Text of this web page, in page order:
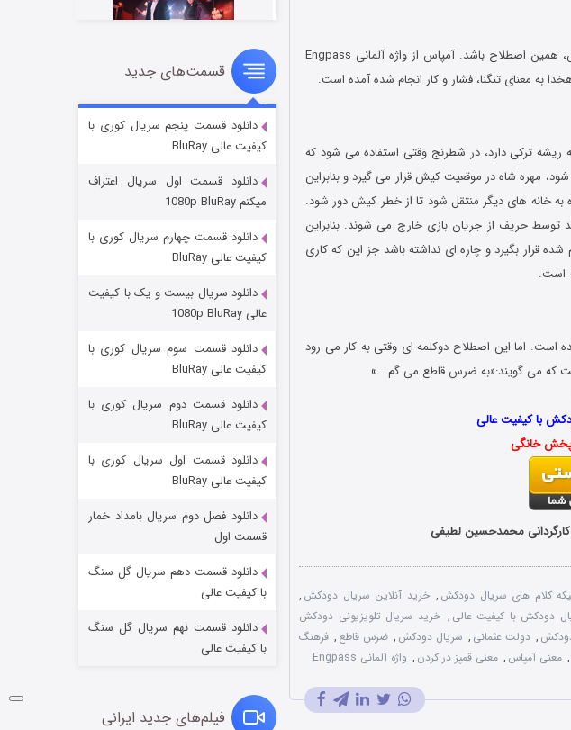
شاید مورد استفاده ترین اصطلاح میان تکه کلام های سریال دودکش، همین اصطلاح باشد. آمپاس از واژه آلمانی Engpass
به معنای تنگنا، فشار و کار انجام شده آمده است.
ریشه ترکی دارد، در شطرنج وقتی استفاده می شود که
مهره شاه در موقعیت کیش قرار می گیرد و بنابراین
به خانه های دیگر منتقل شود تا از خطر کیش دور شود.
توسط حریف از جریان بازی خارج می شوند. بنابراین
قرار بگیرد و چاره ای نداشته باشد جز این که کاری
است.
است. اما این اصطلاح دوکلمه ای وقتی به کار می رود
که می گویند:«به ضرس قاطع می گم …»
با کیفیت عالی
محمدحسین لطیفی
کلام های سریال دودکش , خرید آنلاین سریال دودکش ,
دودکش با کیفیت عالی , خرید سریال تلویزیونی دودکش
, دولت عثمانی , سریال دودکش , ضرس قاطع , فرهنگ
, معنی آمپاس , معنی قمپز در کردن , واژه آلمانی Engpass
سریال زشت
قسمت2 (زیرنویس) منتشر شد
مردگان متحرک: شهر مرده ۳
شکست استوارت در نجات جهان
قسمت 7 (زیرنویس) منتشر شد
قسمت‌های جدید
دانلود قسمت پنجم سریال کوری با
کیفیت عالی BluRay
دانلود قسمت اول سریال اعتراف
میکنم 1080p BluRay
دانلود قسمت چهارم سریال کوری با
کیفیت عالی BluRay
دانلود سریال بیست و یک با کیفیت
عالی 1080p BluRay
دانلود قسمت سوم سریال کوری با
کیفیت عالی BluRay
دانلود قسمت دوم سریال کوری با
کیفیت عالی BluRay
دانلود قسمت اول سریال کوری با
کیفیت عالی BluRay
دانلود فصل دوم سریال بامداد خمار
قسمت اول
دانلود قسمت دهم سریال گل سنگ
با کیفیت عالی
دانلود قسمت نهم سریال گل سنگ
با کیفیت عالی
فیلم‌های جدید ایرانی